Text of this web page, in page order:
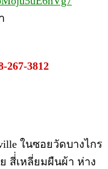
267-3812
ในซอยวัดบางไกร
สี่่เหลี่ยมผืนผ้า ห่าง